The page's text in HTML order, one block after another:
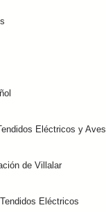
Eléctricos y Aves
de Villalar
Eléctricos